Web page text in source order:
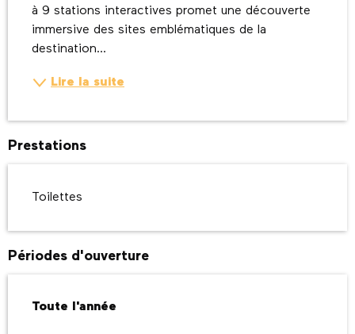
à 9 stations interactives promet une découverte
immersive des sites emblématiques de la
destination...
Lire la suite
Prestations
Toilettes
Périodes d'ouverture
Toute l'année
Toute l'année